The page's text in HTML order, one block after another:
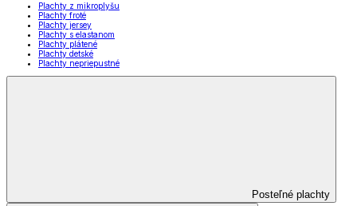
Plachty z mikroplyšu
Plachty froté
Plachty jersey
Plachty s elastanom
Plachty plátené
Plachty detské
Plachty nepriepustné
Posteľné plachty